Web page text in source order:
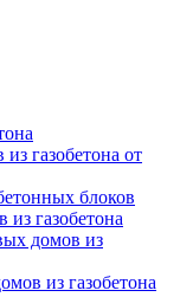
газобетона от
блоков
из газобетона
домов из
из газобетона